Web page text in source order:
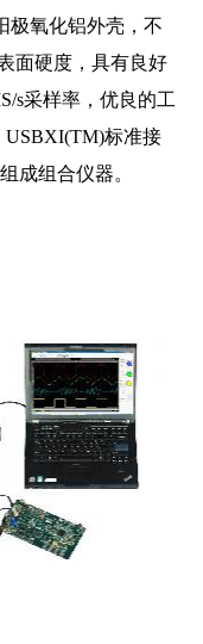
极氧化铝外壳，不
面硬度，具有良好
s采样率，优良的工
USBXI(TM)标准接
成组合仪器。